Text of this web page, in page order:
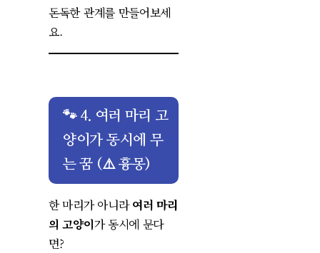
돈독한 관계를 만들어보세
요.
🐾 4. 여러 마리 고
양이가 동시에 무
는 꿈 (⚠️ 흉몽)
한 마리가 아니라여러 마리
의 고양이가 동시에 문다
면?